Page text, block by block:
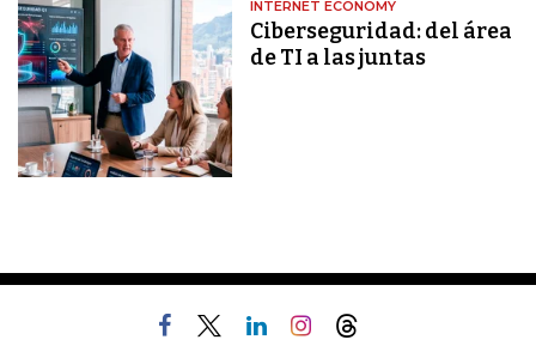
INTERNET ECONOMY
Ciberseguridad: del área
de TI a las juntas